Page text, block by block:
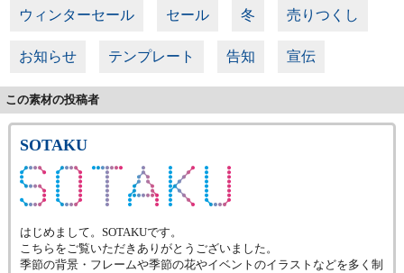
ウィンターセール セール 冬 売りつくし
お知らせ テンプレート 告知 宣伝
この素材の投稿者
SOTAKU
はじめまして。SOTAKUです。
こちらをご覧いただきありがとうございました。
季節の背景・フレームや季節の花やイベントのイラストなどを多く制